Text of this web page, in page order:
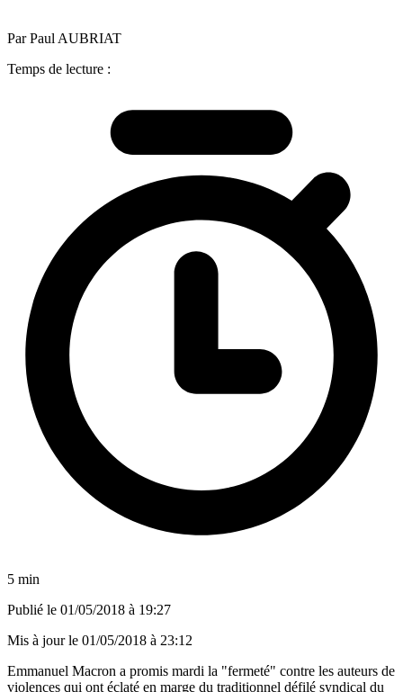
Par Paul AUBRIAT
Temps de lecture :
5 min
Publié le 01/05/2018 à 19:27
Mis à jour le 01/05/2018 à 23:12
Emmanuel Macron a promis mardi la "fermeté" contre les auteurs de
violences qui ont éclaté en marge du traditionnel défilé syndical du